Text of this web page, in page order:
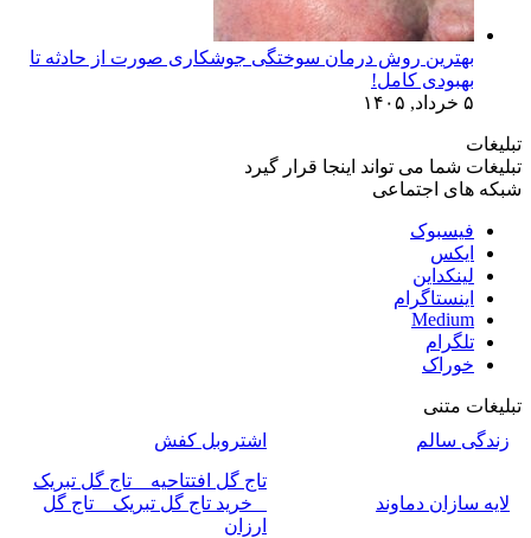
بهترین روش درمان سوختگی جوشکاری صورت از حادثه تا
بهبودی کامل!
۵ خرداد, ۱۴۰۵
تبلیغات
تبلیغات شما می تواند اینجا قرار گیرد
شبکه های اجتماعی
فیسبوک
ایکس
لینکداین
اینستاگرام
Medium
تلگرام
خوراک
تبلیغات متنی
زندگی سالم
اشتروبل کفش
لایه سازان دماوند
تاج گل افتتاحیه _ تاج گل تبریک
_ خرید تاج گل تبریک _ تاج گل
ارزان